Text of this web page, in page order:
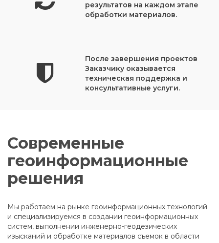
результатов на каждом этапе
обработки материалов.
После завершения проектов
Заказчику оказывается
техническая поддержка и
консультативные услуги.
Современные
геоинформационные
решения
Мы работаем на рынке геоинформационных технологий
и специализируемся в создании геоинформационных
систем, выполнении инженерно-геодезических
изысканий и обработке материалов съемок в области